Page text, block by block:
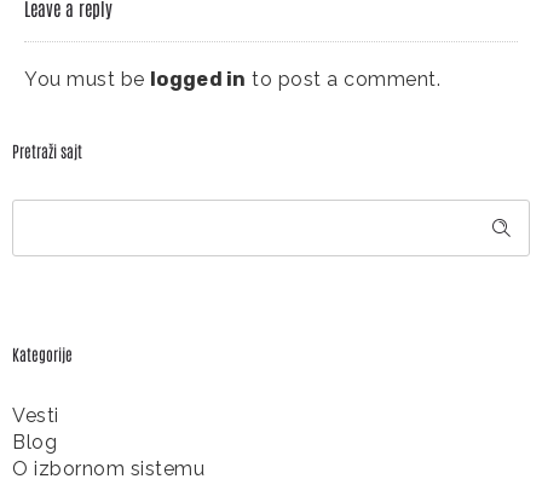
Leave a reply
You must be logged in to post a comment.
Pretraži sajt
Kategorije
Vesti
Blog
O izbornom sistemu